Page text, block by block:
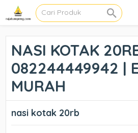
NASI KOTAK
082244449942 |
MURAH
nasi kotak 20rb